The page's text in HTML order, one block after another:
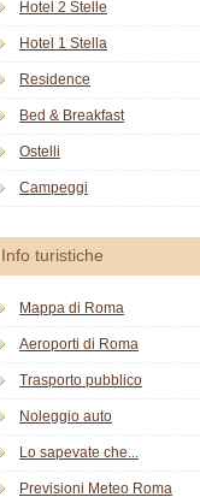
Hotel 2 Stelle
Hotel 1 Stella
Residence
Bed & Breakfast
Ostelli
Campeggi
Info turistiche
Mappa di Roma
Aeroporti di Roma
Trasporto pubblico
Noleggio auto
Lo sapevate che...
Previsioni Meteo Roma